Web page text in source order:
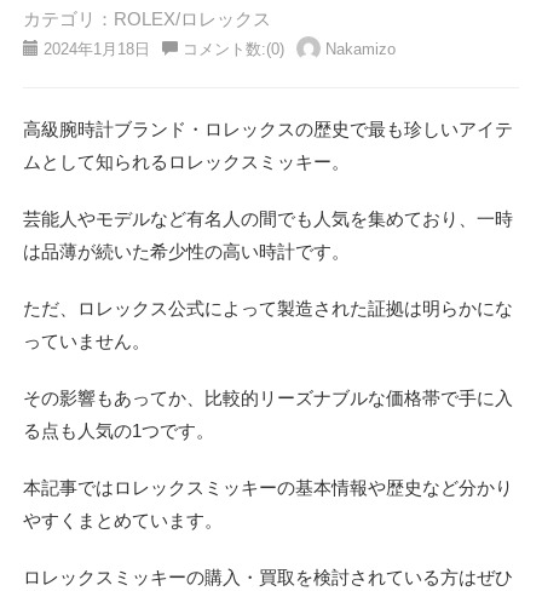
カテゴリ：ROLEX/ロレックス
2024年1月18日 コメント数:(0) Nakamizo
高級腕時計ブランド・ロレックスの歴史で最も珍しいアイテ
ムとして知られるロレックスミッキー。
芸能人やモデルなど有名人の間でも人気を集めており、一時
は品薄が続いた希少性の高い時計です。
ただ、ロレックス公式によって製造された証拠は明らかにな
っていません。
その影響もあってか、比較的リーズナブルな価格帯で手に入
る点も人気の1つです。
本記事ではロレックスミッキーの基本情報や歴史など分かり
やすくまとめています。
ロレックスミッキーの購入・買取を検討されている方はぜひ